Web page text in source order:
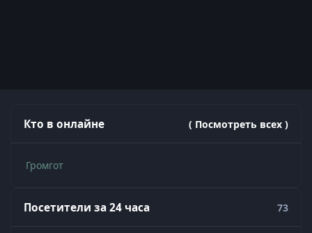
Кто в онлайне ( Посмотреть всех )
Громгот
Посетители за 24 часа 73